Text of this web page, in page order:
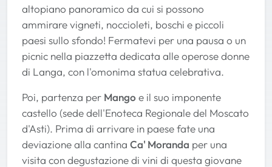
altopiano panoramico da cui si possono
ammirare vigneti, noccioleti, boschi e piccoli
paesi sullo sfondo! Fermatevi per una pausa o un
picnic nella piazzetta dedicata alle operose donne
di Langa, con l'omonima statua celebrativa.
Poi, partenza per Mango e il suo imponente
castello (sede dell'Enoteca Regionale del Moscato
d'Asti). Prima di arrivare in paese fate una
deviazione alla cantina Ca' Moranda per una
visita con degustazione di vini di questa giovane